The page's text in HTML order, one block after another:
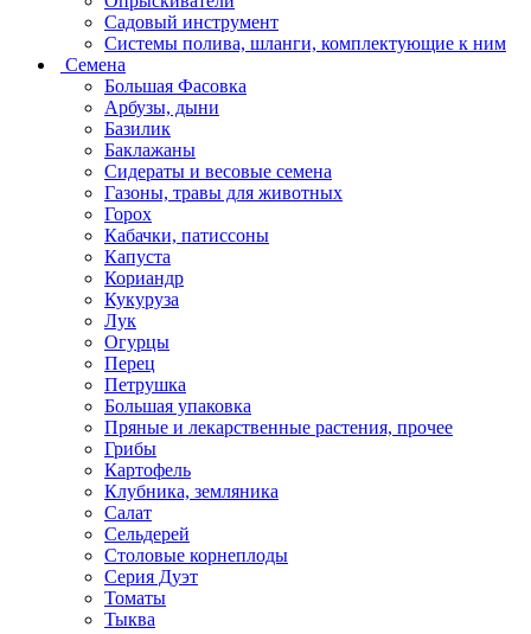
Садовый инструмент
Системы полива, шланги, комплектующие к ним
Семена
Большая Фасовка
Арбузы, дыни
Базилик
Баклажаны
Сидераты и весовые семена
Газоны, травы для животных
Горох
Кабачки, патиссоны
Капуста
Кориандр
Кукуруза
Лук
Огурцы
Перец
Петрушка
Большая упаковка
Пряные и лекарственные растения, прочее
Грибы
Картофель
Клубника, земляника
Салат
Сельдерей
Столовые корнеплоды
Серия Дуэт
Томаты
Тыква